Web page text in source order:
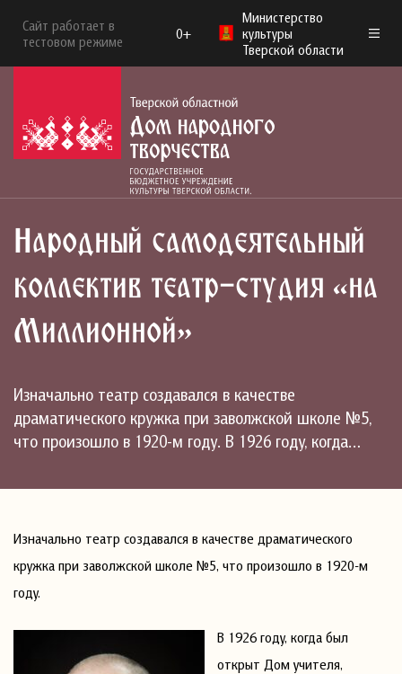
Сайт работает в
тестовом режиме
0+
Министерство
культуры
Тверской области
Народный самодеятельный
коллектив театр-студия «на
Миллионной»
Изначально театр создавался в качестве
драматического кружка при заволжской школе №5,
что произошло в 1920-м году. В 1926 году, когда…
Изначально театр создавался в качестве драматического
кружка при заволжской школе №5, что произошло в 1920-м
году.
В 1926 году, когда был
открыт Дом учителя,